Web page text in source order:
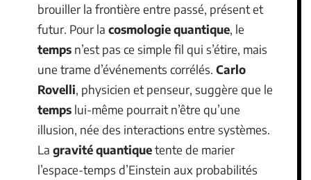
brouiller la frontière entre passé, présent et
futur. Pour la cosmologie quantique, le
temps n’est pas ce simple fil qui s’étire, mais
une trame d’événements corrélés. Carlo
Rovelli, physicien et penseur, suggère que le
temps lui-même pourrait n’être qu’une
illusion, née des interactions entre systèmes.
La gravité quantiquetente de marier
l’espace-temps d’Einstein aux probabilités